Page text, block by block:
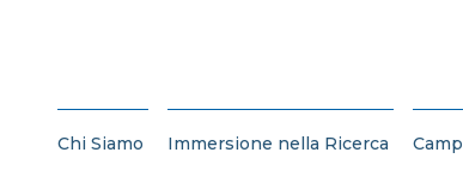
Chi Siamo Immersione nella Ricerca Camp